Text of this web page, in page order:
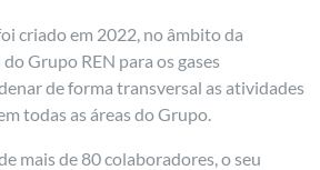
criado em 2022, no âmbito da
Grupo REN para os gases
de forma transversal as atividades
todas as áreas do Grupo.
mais de 80 colaboradores, o seu